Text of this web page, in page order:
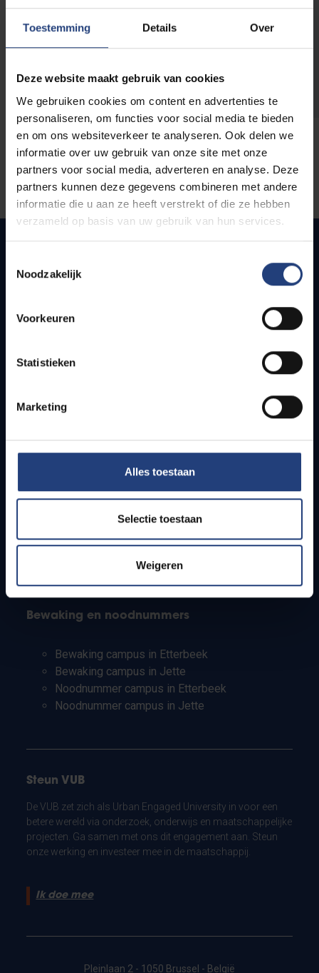
Toestemming Details Over
Deze website maakt gebruik van cookies
We gebruiken cookies om content en advertenties te
personaliseren, om functies voor social media te bieden
en om ons websiteverkeer te analyseren. Ook delen we
informatie over uw gebruik van onze site met onze
partners voor social media, adverteren en analyse. Deze
partners kunnen deze gegevens combineren met andere
informatie die u aan ze heeft verstrekt of die ze hebben
verzameld op basis van uw gebruik van hun services.
Noodzakelijk
Voorkeuren
Statistieken
Marketing
Alles toestaan
Selectie toestaan
Weigeren
Snel naar
Bereikbaarheid
Studenten
PhD-studenten
Leerkrachten en secundaire scholen
Bewaking en noodnummers
Bewaking campus in Etterbeek
Bewaking campus in Jette
Noodnummer campus in Etterbeek
Noodnummer campus in Jette
Steun VUB
De VUB zet zich als Urban Engaged University in voor een
betere wereld via onderzoek, onderwijs en maatschappelijke
projecten. Ga samen met ons dit engagement aan. Steun
onze werking en investeer mee in de maatschappij.
Ik doe mee
Pleinlaan 2 - 1050 Brussel - België